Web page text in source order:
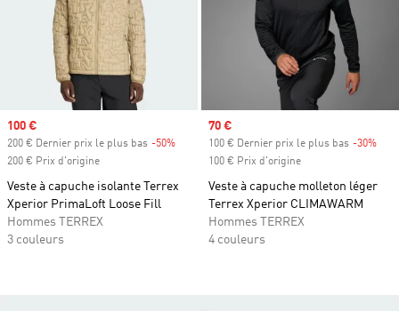
Prix soldé
100 €
200 € Dernier prix le plus bas -50%
200 € Prix d'origine
Veste à capuche isolante Terrex
Xperior PrimaLoft Loose Fill
Hommes TERREX
3 couleurs
Prix soldé
70 €
100 € Dernier prix le plus bas -30%
100 € Prix d'origine
Veste à capuche molleton léger
Terrex Xperior CLIMAWARM
Hommes TERREX
4 couleurs